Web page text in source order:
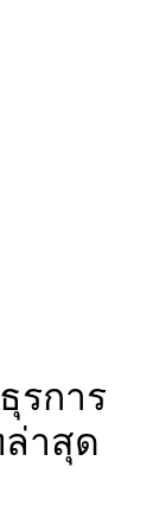
รการ
ล่าสุด